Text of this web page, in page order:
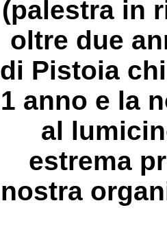
(palestra in
oltre due
di Pistoia
1 anno e la
al
estrema
nostra